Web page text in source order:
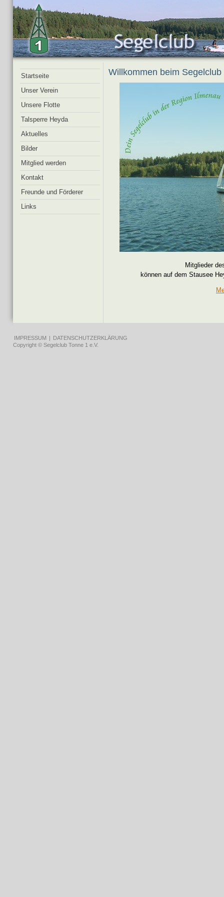
Startseite
Unser Verein
Unsere Flotte
Talsperre Heyda
Aktuelles
Bilder
Mitglied werden
Kontakt
Freunde und Förderer
Links
Willkommen beim Segelclub
Mitglieder
können auf dem Stausee
IMPRESSUM | DATENSCHUTZERKLÄRUNG
Copyright © Segelclub Tonne 1 e.V.